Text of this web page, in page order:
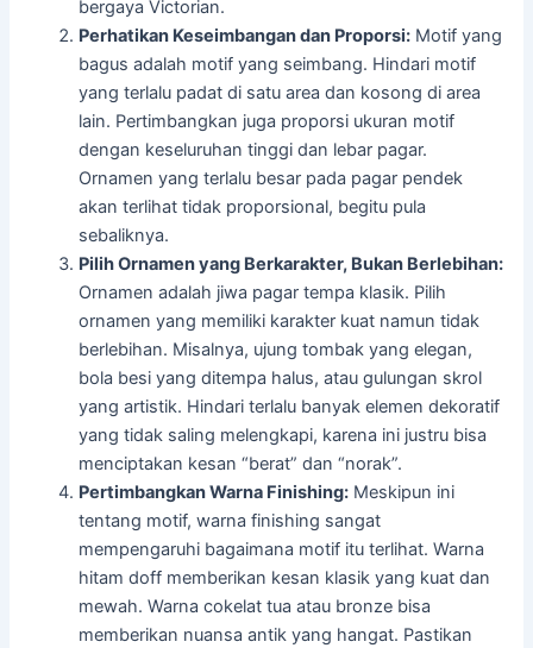
bergaya Victorian.
Perhatikan Keseimbangan dan Proporsi: Motif yang
bagus adalah motif yang seimbang. Hindari motif
yang terlalu padat di satu area dan kosong di area
lain. Pertimbangkan juga proporsi ukuran motif
dengan keseluruhan tinggi dan lebar pagar.
Ornamen yang terlalu besar pada pagar pendek
akan terlihat tidak proporsional, begitu pula
sebaliknya.
Pilih Ornamen yang Berkarakter, Bukan Berlebihan:
Ornamen adalah jiwa pagar tempa klasik. Pilih
ornamen yang memiliki karakter kuat namun tidak
berlebihan. Misalnya, ujung tombak yang elegan,
bola besi yang ditempa halus, atau gulungan skrol
yang artistik. Hindari terlalu banyak elemen dekoratif
yang tidak saling melengkapi, karena ini justru bisa
menciptakan kesan “berat” dan “norak”.
Pertimbangkan Warna Finishing: Meskipun ini
tentang motif, warna finishing sangat
mempengaruhi bagaimana motif itu terlihat. Warna
hitam doff memberikan kesan klasik yang kuat dan
mewah. Warna cokelat tua atau bronze bisa
memberikan nuansa antik yang hangat. Pastikan